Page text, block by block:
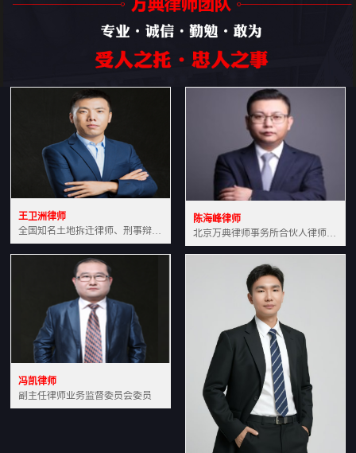
王卫洲律师
全国知名土地拆迁律师、刑事辩护律师北京万典律师事务所主任中国法学会会员北京市行政法研究会理事
陈海峰律师
北京万典律师事务所合伙人律师土地房产专业资深律师
冯凯律师
副主任律师业务监督委员会委员